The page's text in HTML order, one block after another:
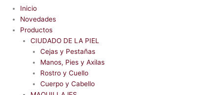
Inicio
Novedades
Productos
CIUDADO DE LA PIEL
Cejas y Pestañas
Manos, Pies y Axilas
Rostro y Cuello
Cuerpo y Cabello